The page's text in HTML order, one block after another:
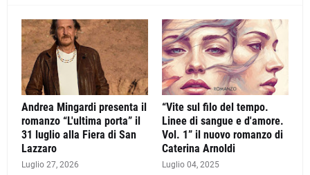
Andrea Mingardi presenta il
romanzo “L'ultima porta” il
31 luglio alla Fiera di San
Lazzaro
Luglio 27, 2026
“Vite sul filo del tempo.
Linee di sangue e d'amore.
Vol. 1” il nuovo romanzo di
Caterina Arnoldi
Luglio 04, 2025